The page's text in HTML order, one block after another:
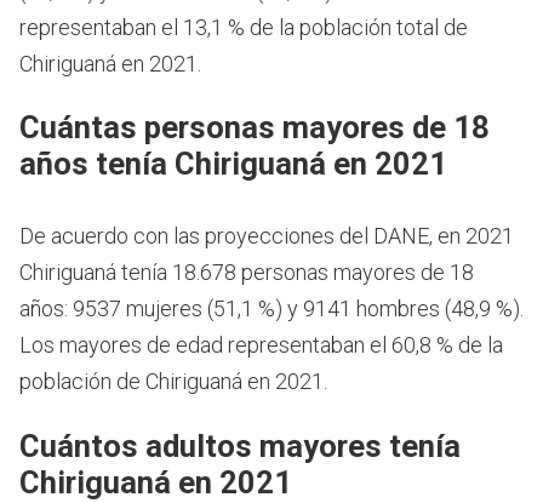
representaban el 13,1 % de la población total de
Chiriguaná en 2021.
Cuántas personas mayores de 18
años tenía Chiriguaná en 2021
De acuerdo con las proyecciones del DANE, en 2021
Chiriguaná tenía 18.678 personas mayores de 18
años: 9537 mujeres (51,1 %) y 9141 hombres (48,9 %).
Los mayores de edad representaban el 60,8 % de la
población de Chiriguaná en 2021.
Cuántos adultos mayores tenía
Chiriguaná en 2021